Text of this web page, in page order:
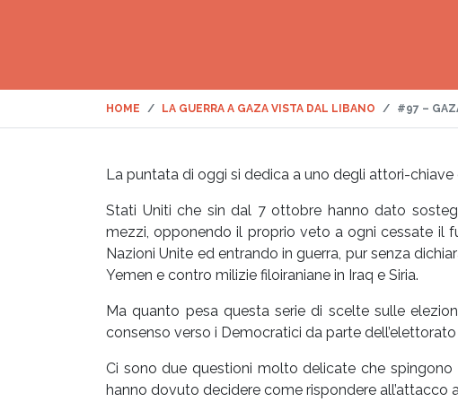
HOME LA GUERRA A GAZA VISTA DAL LIBANO #97 –
La puntata di oggi si dedica a uno degli attori-chiave
Stati Uniti che sin dal 7 ottobre hanno dato
mezzi, opponendo il proprio veto a ogni cessate il
Nazioni Unite ed entrando in guerra, pur senza
Yemen e contro milizie filoiraniane in Iraq e Siria.
Ma quanto pesa questa serie di scelte sulle
consenso verso i Democratici da parte
Ci sono due questioni molto delicate che
hanno dovuto decidere come rispondere